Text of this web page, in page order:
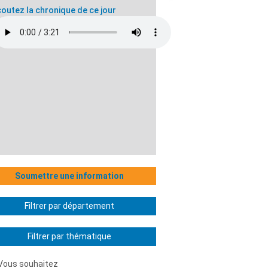
la chronique de ce jour
Soumettre une information
Filtrer par département
Filtrer par thématique
souhaitez